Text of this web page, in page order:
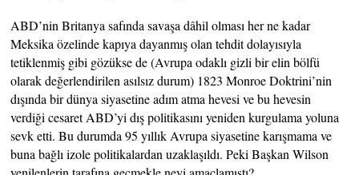
ABD’nin Britanya safında savaşa dâhil olması her ne kadar
Meksika özelinde kapıya dayanmış olan tehdit dolayısıyla
tetiklenmiş gibi gözükse de (Avrupa odaklı gizli bir elin bölfü
olarak değerlendirilen asılsız durum) 1823 Monroe Doktrini’nin
dışında bir dünya siyasetine adım atma hevesi ve bu hevesin
verdiği cesaret ABD’yi dış politikasını yeniden kurgulama yoluna
sevk etti. Bu durumda 95 yıllık Avrupa siyasetine karışmama ve
buna bağlı izole politikalardan uzaklaşıldı. Peki Başkan Wilson